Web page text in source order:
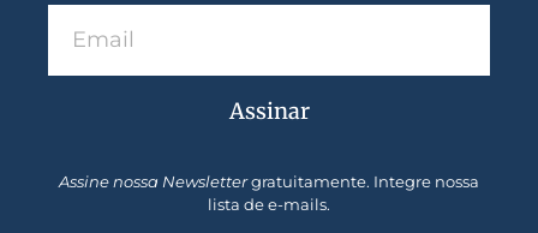
Assinar
Assine nossa Newslettergratuitamente. Integre nossa
lista de e-mails.